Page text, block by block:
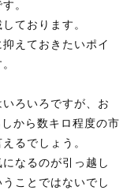
さい。
。
ております。
えておきたいポイ
ろいろですが、お
から数キロ程度の市
るでしょう。
なるのが引っ越し
ことではないでし